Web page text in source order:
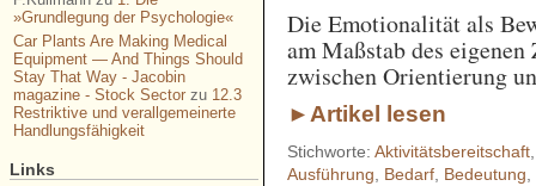
Die Emotionalität als
am Maßstab des
zwischen Orientierung
►Artikel lesen
Stichworte:Aktivitätsbereitschaft
Ausführung
Bedarf Bedeutung
»Grundlegung der Psychologie«
Car Plants Are Making Medical
Equipment — And Things Should
Stay That Way - Jacobin
magazine - Stock Sectorzu 12.3
Restriktive und verallgemeinerte
Handlungsfähigkeit
Links